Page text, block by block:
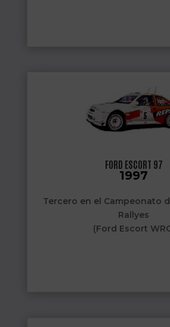
FORD ESCORT 97
1997
Tercero en el Campeonato
Rallyes
(Ford Escort